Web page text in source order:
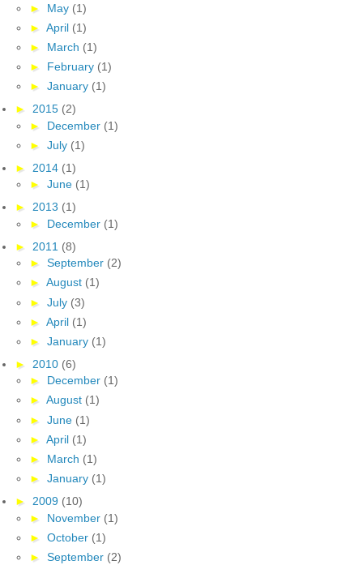
► May (1)
► April (1)
► March (1)
► February (1)
► January (1)
► 2015 (2)
► December (1)
► July (1)
► 2014 (1)
► June (1)
► 2013 (1)
► December (1)
► 2011 (8)
► September (2)
► August (1)
► July (3)
► April (1)
► January (1)
► 2010 (6)
► December (1)
► August (1)
► June (1)
► April (1)
► March (1)
► January (1)
► 2009 (10)
► November (1)
► October (1)
► September (2)